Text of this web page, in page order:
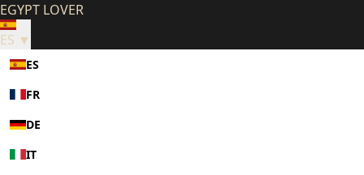
EGYPT LOVER
ES ▼
ES
FR
DE
IT